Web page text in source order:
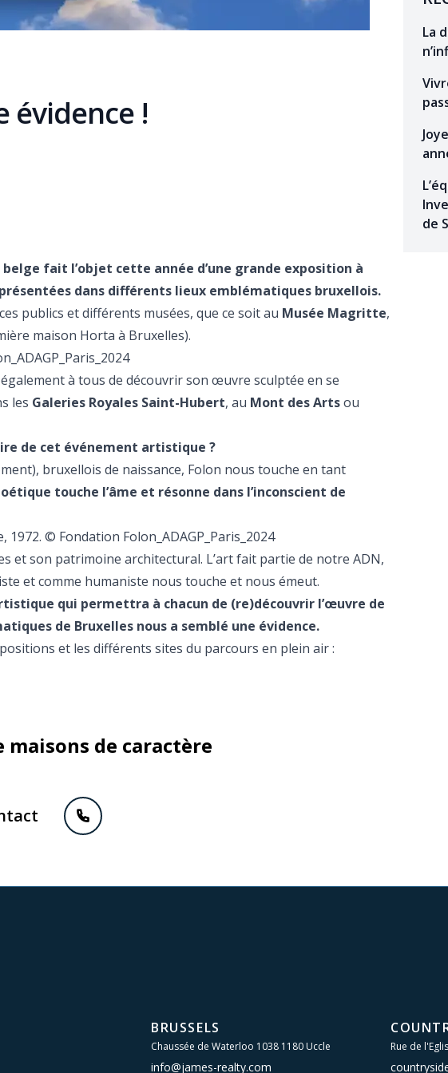
évidence !
fait l’objet cette année d’une grande exposition à
dans différents lieux emblématiques bruxellois.
publics et différents musées, que ce soit au Musée Magritte,
maison Horta à Bruxelles).
à tous de découvrir son œuvre sculptée en se
les Galeries Royales Saint-Hubert, au Mont des Artsou
de cet événement artistique ?
bruxellois de naissance, Folon nous touche en tant
touche l’âme et résonne dans l’inconscient de
1972. © Fondation Folon_ADAGP_Paris_2024
et son patrimoine architectural. L’art fait partie de notre ADN,
et comme humaniste nous touche et nous émeut.
qui permettra à chacun de (re)découvrir l’œuvre de
de Bruxelles nous a semblé une évidence.
et les différents sites du parcours en plein air :
de caractère
La
de
BRUSSELS
Chaussée de Waterloo 1038 1180 Uccle
info@james-realty.com
Rue de